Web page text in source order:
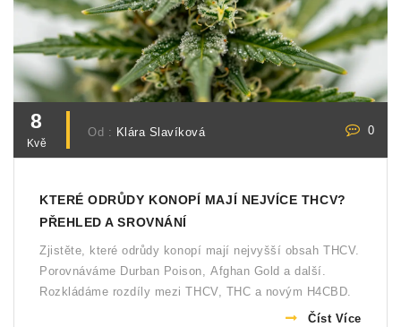
8
Kvě
Od : Klára Slavíková 0
KTERÉ ODRŮDY KONOPÍ MAJÍ NEJVÍCE THCV?
PŘEHLED A SROVNÁNÍ
Zjistěte, které odrůdy konopí mají nejvyšší obsah THCV.
Porovnáváme Durban Poison, Afghan Gold a další.
Rozkládáme rozdíly mezi THCV, THC a novým H4CBD.
Číst Více